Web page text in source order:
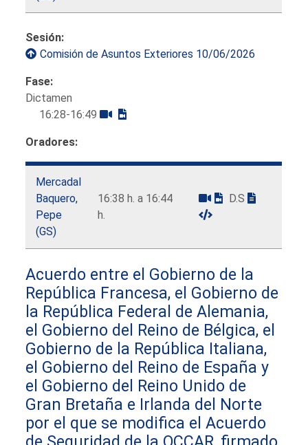
Sesión:
Comisión de Asuntos Exteriores 10/06/2026
Fase:
Dictamen
16:28-16:49
Oradores:
Mercadal
Baquero,
Pepe
(GS)
16:38 h. a 16:44
h.
D.S
Acuerdo entre el Gobierno de la
República Francesa, el Gobierno de
la República Federal de Alemania,
el Gobierno del Reino de Bélgica, el
Gobierno de la República Italiana,
el Gobierno del Reino de España y
el Gobierno del Reino Unido de
Gran Bretaña e Irlanda del Norte
por el que se modifica el Acuerdo